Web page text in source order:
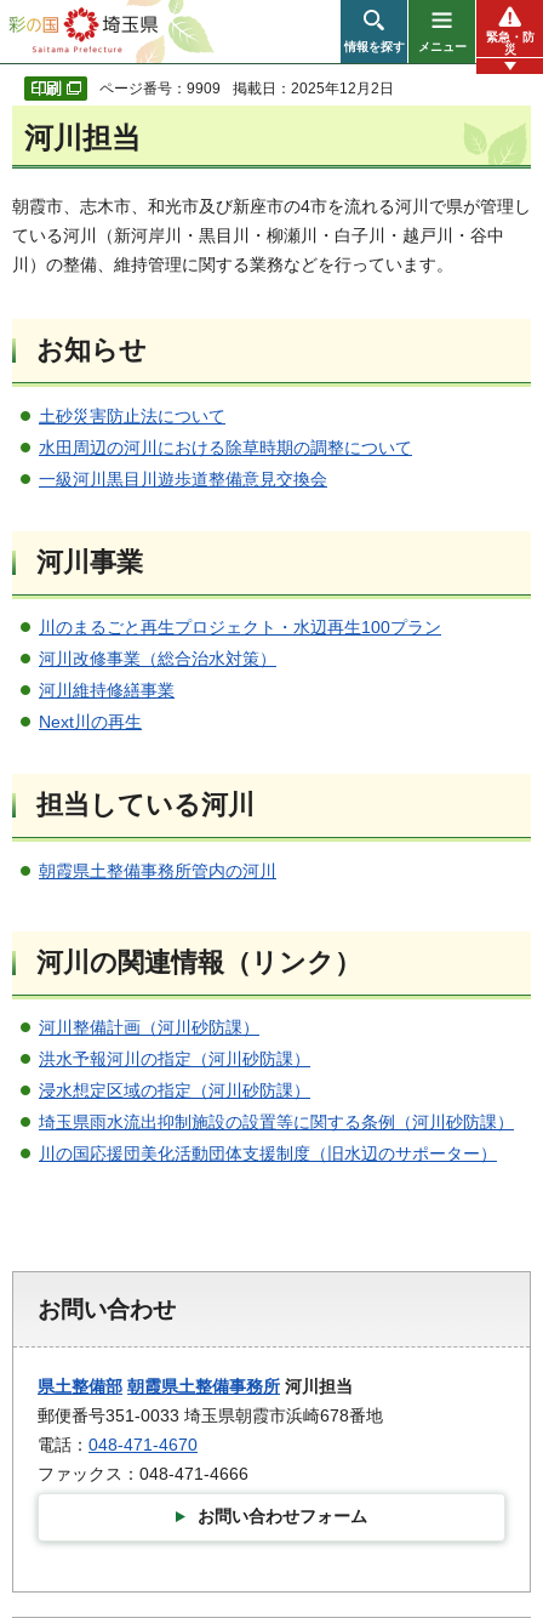
彩の国 埼玉県
情報を探す メニュー
緊急・防
災
ページ番号：9909 掲載日：2025年12月2日
河川担当
朝霞市、志木市、和光市及び新座市の4市を流れる河川で県が管理し
ている河川（新河岸川・黒目川・柳瀬川・白子川・越戸川・谷中
川）の整備、維持管理に関する業務などを行っています。
お知らせ
土砂災害防止法について
水田周辺の河川における除草時期の調整について
一級河川黒目川遊歩道整備意見交換会
河川事業
川のまるごと再生プロジェクト・水辺再生100プラン
河川改修事業（総合治水対策）
河川維持修繕事業
Next川の再生
担当している河川
朝霞県土整備事務所管内の河川
河川の関連情報（リンク）
河川整備計画（河川砂防課）
洪水予報河川の指定（河川砂防課）
浸水想定区域の指定（河川砂防課）
埼玉県雨水流出抑制施設の設置等に関する条例（河川砂防課）
川の国応援団美化活動団体支援制度（旧水辺のサポーター）
お問い合わせ
県土整備部 朝霞県土整備事務所 河川担当
郵便番号351-0033 埼玉県朝霞市浜崎678番地
電話： 048-471-4670
ファックス：048-471-4666
お問い合わせフォーム